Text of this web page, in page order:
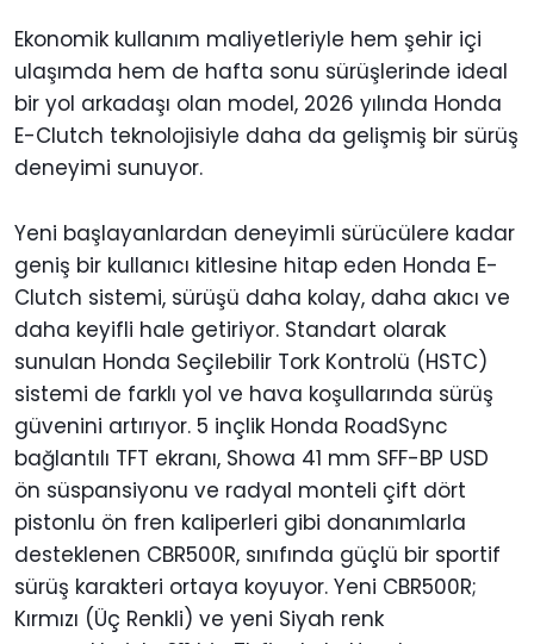
Ekonomik kullanım maliyetleriyle hem şehir içi
ulaşımda hem de hafta sonu sürüşlerinde ideal
bir yol arkadaşı olan model, 2026 yılında Honda
E-Clutch teknolojisiyle daha da gelişmiş bir sürüş
deneyimi sunuyor.
Yeni başlayanlardan deneyimli sürücülere kadar
geniş bir kullanıcı kitlesine hitap eden Honda E-
Clutch sistemi, sürüşü daha kolay, daha akıcı ve
daha keyifli hale getiriyor. Standart olarak
sunulan Honda Seçilebilir Tork Kontrolü (HSTC)
sistemi de farklı yol ve hava koşullarında sürüş
güvenini artırıyor. 5 inçlik Honda RoadSync
bağlantılı TFT ekranı, Showa 41 mm SFF-BP USD
ön süspansiyonu ve radyal monteli çift dört
pistonlu ön fren kaliperleri gibi donanımlarla
desteklenen CBR500R, sınıfında güçlü bir sportif
sürüş karakteri ortaya koyuyor. Yeni CBR500R;
Kırmızı (Üç Renkli) ve yeni Siyah renk